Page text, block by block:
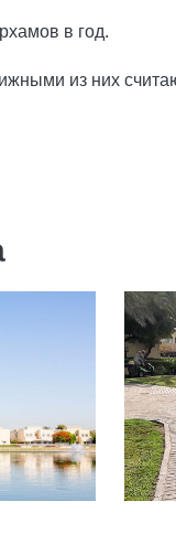
в год.
из них